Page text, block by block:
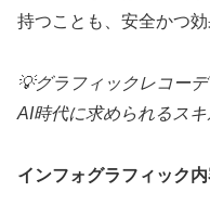
持つことも、安全かつ
💡グラフィックレコー
AI時代に求められるスキ
インフォグラフィック